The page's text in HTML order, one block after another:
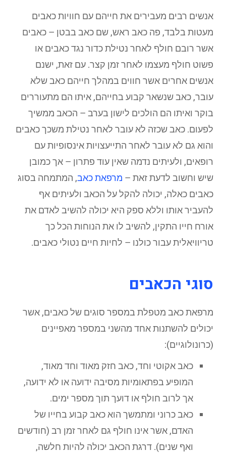
אנשים רבים מעבירים את חייהם עם חוויות כאבים
מעטות בלבד, פה כאב ראש, שם כאב בבטן – כאבים
אשר רובם חולף לאחר נטילת כדור נגד כאבים או
פשוט חולף מעצמו לאחר זמן קצר. עם זאת, ישנם
אנשים אחרים אשר חווים במהלך חייהם כאב שלא
עובר, כאב שנשאר קבוע בחייהם, איתו הם מתעוררים
בוקר ואיתו הם הולכים לישון בערב – הכאב ממשיך
לפעום. כאב שכזה לא עובר לאחר נטילת משכך כאבים
והוא גם לא עובר לאחר התייעצויות אינסופיות עם
רופאים, ולעיתים נדמה שאין עוד פתרון – אך כמובן
שיש וחשוב לדעת זאת – מרפאת כאב, המתמחה בסוג
כאבים כאלה, יכולה להקל על הכאב ולעיתים אף
להעביר אותו וללא ספק היא יכולה להשיב לאדם את
אורח חייו התקין, להשיב לו את הנוחות הכל כך
טריוויאלית עבור כולנו – לחיות חיים נטולי כאבים.
סוגי הכאבים
מרפאת כאב מטפלת במספר סוגים של כאבים, אשר
יכולים להשתנות אחד מהשני במספר מאפיינים
(כרונולוגיים):
כאב אקוטי וחד, כאב חזק מאוד וחד מאוד,
המופיע בפתאומיות מסיבה ידועה או לא ידועה,
אך לרוב חולף או דועך תוך מספר ימים.
כאב כרוני ומתמשך הוא כאב קבוע בחייו של
האדם, אשר אינו חולף גם לאחר זמן רב (חודשים
ואף שנים). דרגת הכאב יכולה להיות חלשה,